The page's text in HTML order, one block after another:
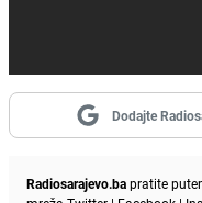
Dodajte
Radiosarajevo.bapratite